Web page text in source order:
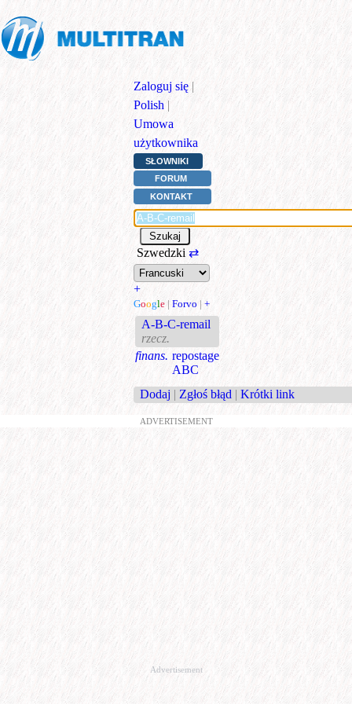
Zaloguj się |
Polish |
Umowa
użytkownika
SŁOWNIKI
FORUM
KONTAKT
Szwedzki ⇄
+
Google | Forvo | +
A-B-C-remail
rzecz.
finans. repostage
ABC
Dodaj | Zgłoś błąd | Krótki link
ADVERTISEMENT
Advertisement